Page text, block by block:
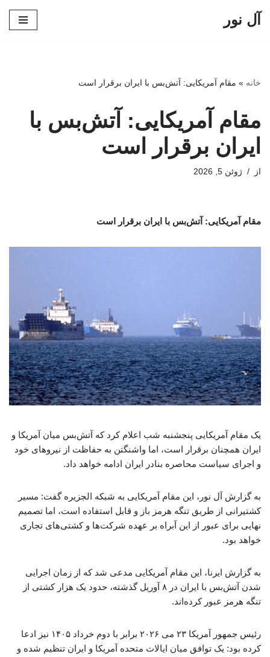
آل نور
خانه » مقام آمریکایی: آتش‌بس با ایران برقرار است
مقام آمریکایی: آتش‌بس با
ایران برقرار است
از ژوئن 5, 2026
مقام آمریکایی: آتش‌بس با ایران برقرار است
یک مقام آمریکایی پنجشنبه شب اعلام کرد که آتش‌بس میان آمریکا و
ایران همچنان برقرار است، اما واشنگتن به حفاظت از نیروهای خود
و اجرای سیاست محاصره بنادر ایران ادامه خواهد داد.
به گزارش آل نور، این مقام آمریکایی به شبکه الجزیره گفت: مسیر
کشتیرانی از طریق تنگه هرمز باز و قابل استفاده است، اما تصمیم
نهایی برای عبور از این آبراه بر عهده شرکت‌ها و کشتی‌های تجاری
خواهد بود.
به گزارش ایرنا، این مقام آمریکایی مدعی شد که از زمان اجرایی
شدن آتش‌بس با ایران در ۸ آوریل گذشته، حدود یک هزار کشتی از
تنگه هرمز عبور کرده‌اند.
رئیس جمهور آمریکا ۲۳ می ۲۰۲۶ برابر با دوم خرداد ۱۴۰۵ نیز ادعا
کرده بود: یک توافق میان ایالات متحده آمریکا و ایران تنظیم شده و